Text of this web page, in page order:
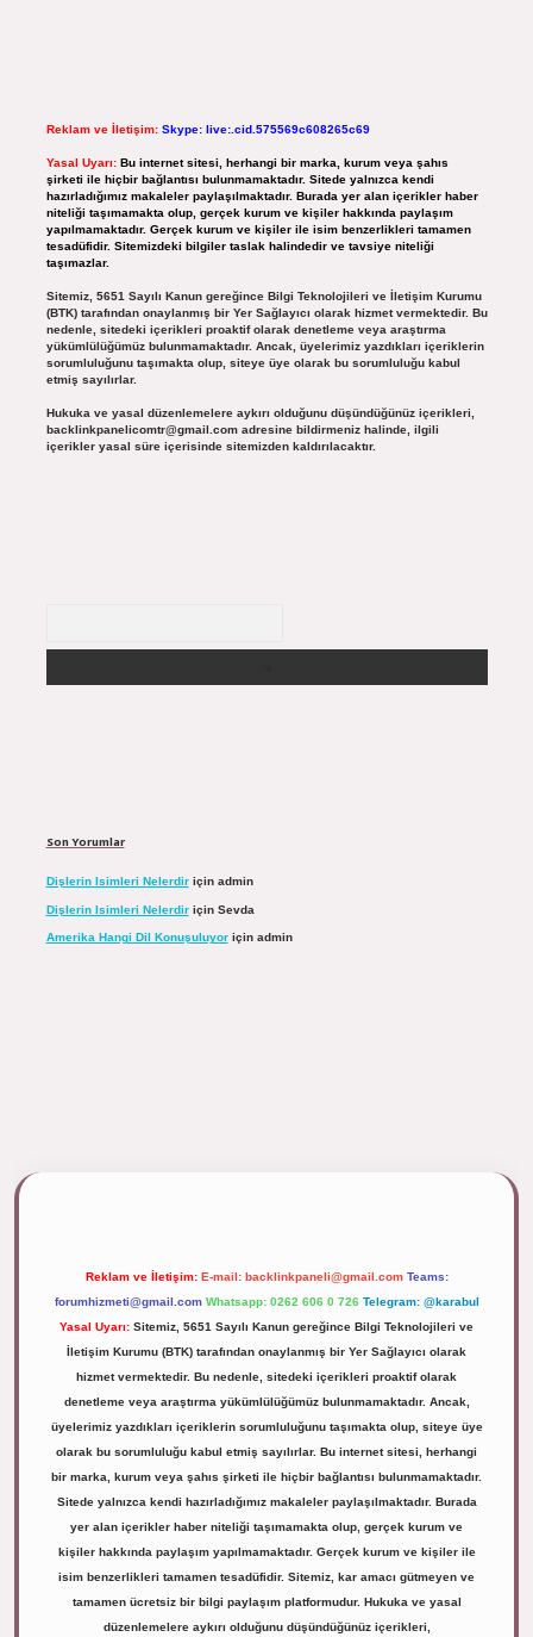
Reklam ve İletişim: Skype: live:.cid.575569c608265c69
Yasal Uyarı: Bu internet sitesi, herhangi bir marka, kurum veya şahıs
şirketi ile hiçbir bağlantısı bulunmamaktadır. Sitede yalnızca kendi
hazırladığımız makaleler paylaşılmaktadır. Burada yer alan içerikler haber
niteliği taşımamakta olup, gerçek kurum ve kişiler hakkında paylaşım
yapılmamaktadır. Gerçek kurum ve kişiler ile isim benzerlikleri tamamen
tesadüfidir. Sitemizdeki bilgiler taslak halindedir ve tavsiye niteliği
taşımazlar.
Sitemiz, 5651 Sayılı Kanun gereğince Bilgi Teknolojileri ve İletişim Kurumu
(BTK) tarafından onaylanmış bir Yer Sağlayıcı olarak hizmet vermektedir. Bu
nedenle, sitedeki içerikleri proaktif olarak denetleme veya araştırma
yükümlülüğümüz bulunmamaktadır. Ancak, üyelerimiz yazdıkları içeriklerin
sorumluluğunu taşımakta olup, siteye üye olarak bu sorumluluğu kabul
etmiş sayılırlar.
Hukuka ve yasal düzenlemelere aykırı olduğunu düşündüğünüz içerikleri,
backlinkpanelicomtr@gmail.comadresine bildirmeniz halinde, ilgili
içerikler yasal süre içerisinde sitemizden kaldırılacaktır.
Son Yorumlar
Dişlerin Isimleri Nelerdiriçin admin
Dişlerin Isimleri Nelerdiriçin Sevda
Amerika Hangi Dil Konuşuluyoriçin admin
Reklam ve İletişim: E-mail: backlinkpaneli@gmail.com Teams:
forumhizmeti@gmail.com Whatsapp: 0262 606 0 726 Telegram: @karabul
Yasal Uyarı: Sitemiz, 5651 Sayılı Kanun gereğince Bilgi Teknolojileri ve
İletişim Kurumu (BTK) tarafından onaylanmış bir Yer Sağlayıcı olarak
hizmet vermektedir. Bu nedenle, sitedeki içerikleri proaktif olarak
denetleme veya araştırma yükümlülüğümüz bulunmamaktadır. Ancak,
üyelerimiz yazdıkları içeriklerin sorumluluğunu taşımakta olup, siteye üye
olarak bu sorumluluğu kabul etmiş sayılırlar. Bu internet sitesi, herhangi
bir marka, kurum veya şahıs şirketi ile hiçbir bağlantısı bulunmamaktadır.
Sitede yalnızca kendi hazırladığımız makaleler paylaşılmaktadır. Burada
yer alan içerikler haber niteliği taşımamakta olup, gerçek kurum ve
kişiler hakkında paylaşım yapılmamaktadır. Gerçek kurum ve kişiler ile
isim benzerlikleri tamamen tesadüfidir. Sitemiz, kar amacı gütmeyen ve
tamamen ücretsiz bir bilgi paylaşım platformudur. Hukuka ve yasal
düzenlemelere aykırı olduğunu düşündüğünüz içerikleri,